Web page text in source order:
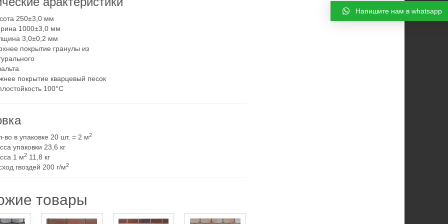
250±3,0 мм
1000±3,0 мм
3,0±0,2 мм
покрытие гранулы из
покрытие кварцевый песок
100°C
во в упаковке 20 шт. = 2 м2
упаковки 23,6 кг
1 м2 11,8 кг
гвоздей 200 г/м2
товары
Напишите нам в whatsapp